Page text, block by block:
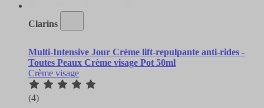
Clarins
Multi-Intensive Jour Crème lift-repulpante anti-rides -
Toutes Peaux Crème visage Pot 50ml
Crème visage
(4)